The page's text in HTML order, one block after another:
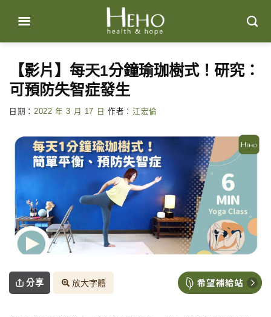
content
【影片】每天1分鐘瑜珈樹式！研究：
可預防失智症發生
日期： 2022 年 3 月 17 日 作者： 江宏倫
分享 放大字體